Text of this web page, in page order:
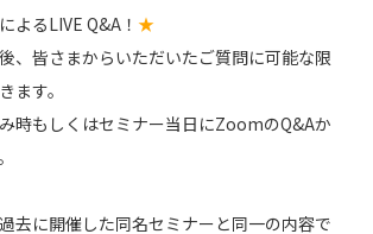
よるLIVE Q&A！ ★
、皆さまからいただいたご質問に可能な限
ます。
時もしくはセミナー当日にZoomのQ&Aか
去に開催した同名セミナーと同一の内容で